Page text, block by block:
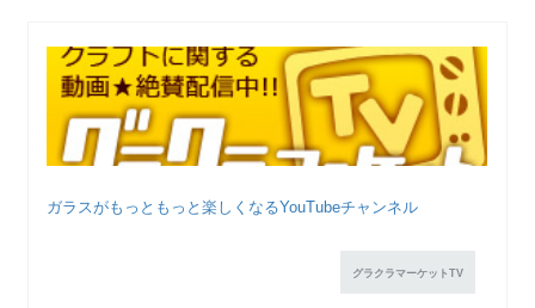
ガラスがもっともっと楽しくなるYouTubeチャンネル
グラクラマーケットTV